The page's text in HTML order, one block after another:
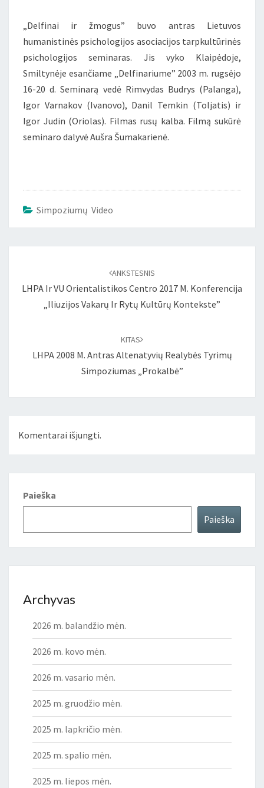
„Delfinai ir žmogus” buvo antras Lietuvos
humanistinės psichologijos asociacijos tarpkultūrinės
psichologijos seminaras. Jis vyko Klaipėdoje,
Smiltynėje esančiame „Delfinariume” 2003 m. rugsėjo
16-20 d. Seminarą vedė Rimvydas Budrys (Palanga),
Igor Varnakov (Ivanovo), Danil Temkin (Toljatis) ir
Igor Judin (Oriolas). Filmas rusų kalba. Filmą sukūrė
seminaro dalyvė Aušra Šumakarienė.
Simpoziumų Video
ANKSTESNIS
LHPA Ir VU Orientalistikos Centro 2017 M. Konferencija
„Iliuzijos Vakarų Ir Rytų Kultūrų Kontekste”
KITAS
LHPA 2008 M. Antras Altenatyvių Realybės Tyrimų
Simpoziumas „Prokalbė”
Komentarai išjungti.
Paieška
Paieška
Archyvas
2026 m. balandžio mėn.
2026 m. kovo mėn.
2026 m. vasario mėn.
2025 m. gruodžio mėn.
2025 m. lapkričio mėn.
2025 m. spalio mėn.
2025 m. liepos mėn.